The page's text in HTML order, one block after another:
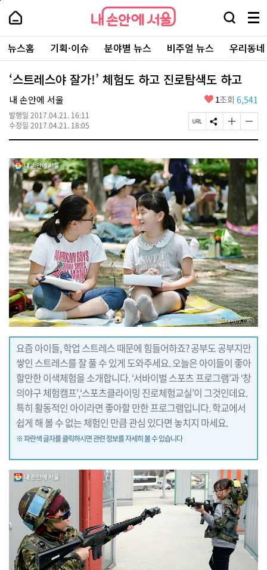
본
로
가
내
손
안
에
서
울
-
서
울
시
대
표
소
포
털
내
손
에
울
검
창
열
기
메
뉴
전
체
보
주
요
서
뉴스홈 기획·이슈 분야별 뉴스 비주얼 뉴스 우리동
‘스트레스야 잘가!’ 체험도 하고 진로탐색도 하고
내 손안에 서울
발행일 2017.04.21. 16:11
수정일 2017.04.21. 18:05
좋
요
1조회 6,541
페
이
U
R
L
복
사
S
N
공
유
하
기
글
자
기
경
하
글
자
기
작
게
변
경
하
기
요즘 아이들, 학업 스트레스 때문에 힘들어하죠? 공부도 공부지만
쌓인 스트레스를 잘 풀 수 있게 도와주세요. 오늘은 아이들이 좋아
할만한 이색체험을 소개합니다. ‘서바이벌 스포츠 프로그램’과 ‘창
의야구 체험캠프’,‘스포츠클라이밍 진로체험교실’이 그것인데요.
특히 활동적인 아이라면 좋아할 만한 프로그램입니다. 학교에서
쉽게 해 볼 수 없는 체험인 만큼 관심 있다면 놓치지 마세요.
※ 파란색 글자를 클릭하시면 관련 정보를 자세히 볼 수 있습니다
페
상
단
로